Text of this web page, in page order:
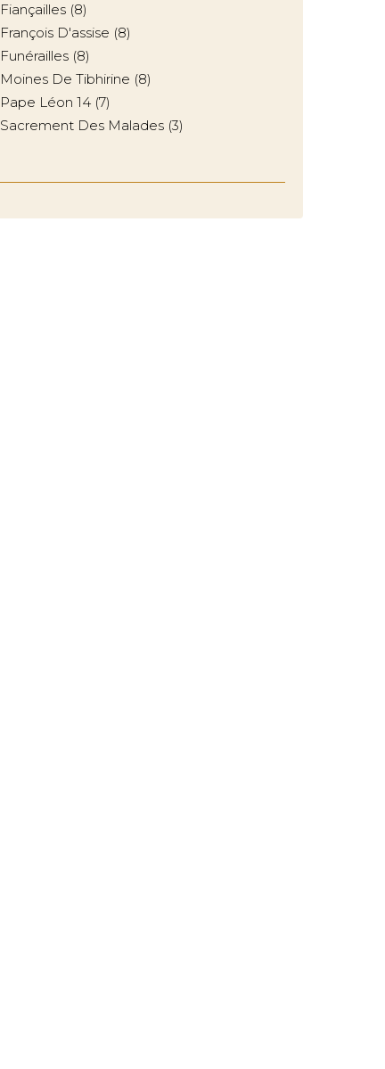
Fiançailles (8)
François D'assise (8)
Funérailles (8)
Moines De Tibhirine (8)
Pape Léon 14 (7)
Sacrement Des Malades (3)